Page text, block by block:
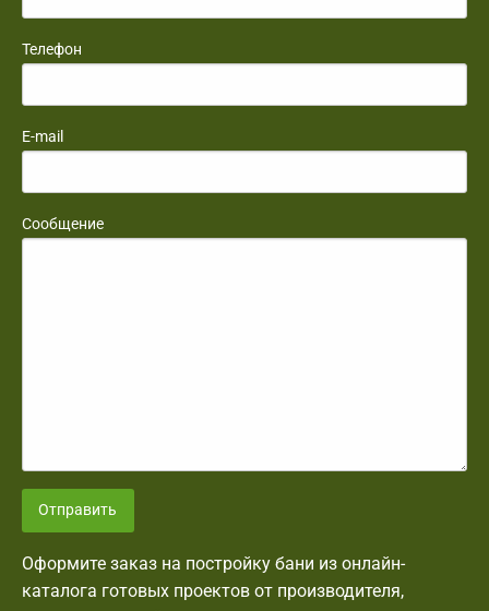
Телефон
E-mail
Сообщение
Отправить
Оформите заказ на постройку бани из онлайн-
каталога готовых проектов от производителя,